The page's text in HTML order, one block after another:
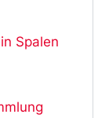
Spalen